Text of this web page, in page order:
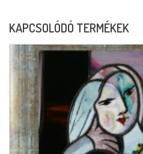
KAPCSOLÓDÓ TERMÉKEK